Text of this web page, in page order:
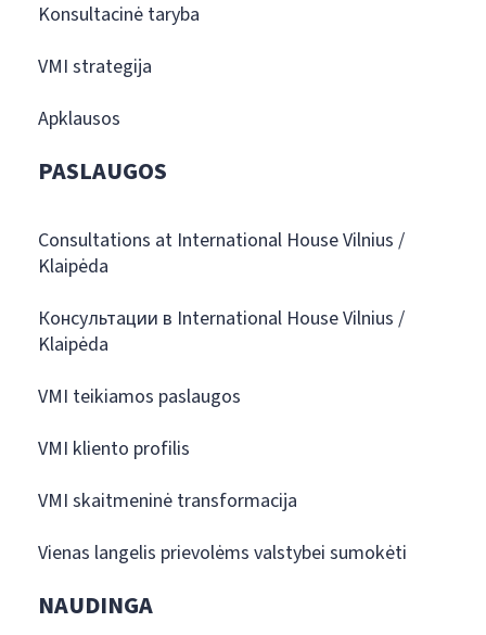
Konsultacinė taryba
VMI strategija
Apklausos
PASLAUGOS
Consultations at International House Vilnius /
Klaipėda
Консультации в International House Vilnius /
Klaipėda
VMI teikiamos paslaugos
VMI kliento profilis
VMI skaitmeninė transformacija
Vienas langelis prievolėms valstybei sumokėti
NAUDINGA